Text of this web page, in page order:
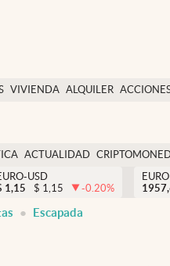
VIVIENDA ALQUILER
ACTUALIDAD
USD
1,15 $ 1,15 -0.20%
Escapada